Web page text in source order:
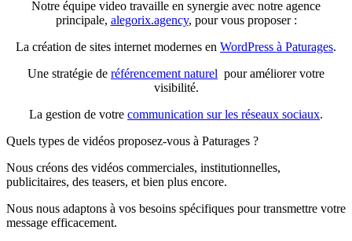
Notre équipe video travaille en synergie avec notre agence
principale, alegorix.agency, pour vous proposer :
La création de sites internet modernes en WordPress à Paturages.
Une stratégie de référencement naturel pour améliorer votre
visibilité.
La gestion de votre communication sur les réseaux sociaux.
Quels types de vidéos proposez-vous à Paturages ?
Nous créons des vidéos commerciales, institutionnelles,
publicitaires, des teasers, et bien plus encore.
Nous nous adaptons à vos besoins spécifiques pour transmettre votre
message efficacement.